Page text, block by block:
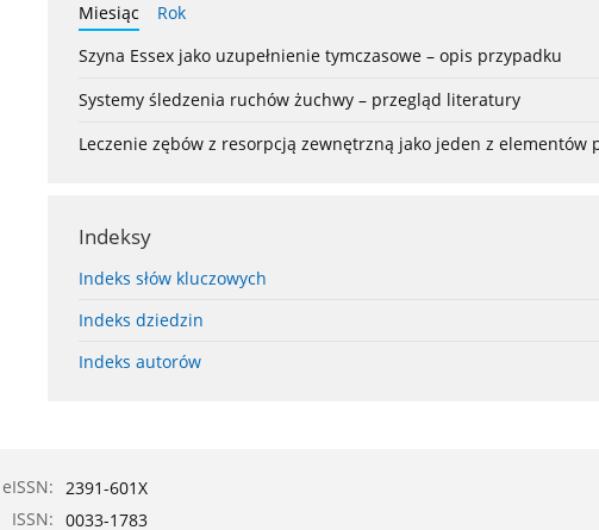
Miesiąc
Rok
Szyna Essex jako uzupełnienie tymczasowe – opis przypadku
Systemy śledzenia ruchów żuchwy – przegląd literatury
Leczenie zębów z resorpcją zewnętrzną jako jeden z
Indeksy
Indeks słów kluczowych
Indeks dziedzin
Indeks autorów
eISSN: 2391-601X
ISSN: 0033-1783